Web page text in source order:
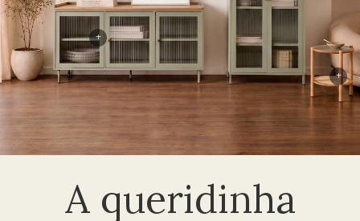
A queridinha
+
+